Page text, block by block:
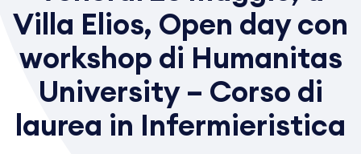
Villa Elios, Open day con
workshop di Humanitas
University – Corso di
laurea in Infermieristica